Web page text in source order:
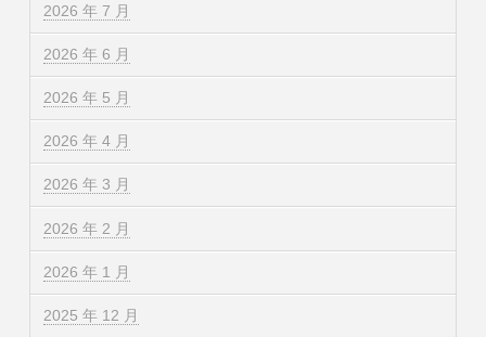
2026 年 7 月
2026 年 6 月
2026 年 5 月
2026 年 4 月
2026 年 3 月
2026 年 2 月
2026 年 1 月
2025 年 12 月